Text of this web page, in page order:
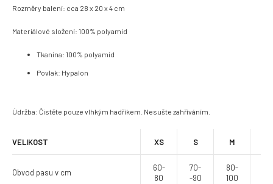
Rozměry balení: cca 28 x 20 x 4 cm
Materiálové složení: 100% polyamid
Tkanina: 100% polyamid
Povlak: Hypalon
Údržba: Čistěte pouze vlhkým hadříkem. Nesušte zahříváním.
VELIKOST XS S M
Obvod pasu v cm
60-
80
70-
-90
80-
100